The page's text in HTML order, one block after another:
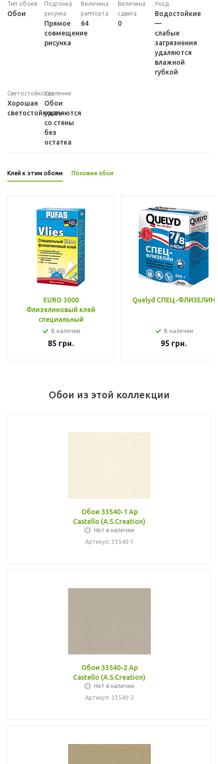
Тип обоев
Обои
Подгонка
рисунка
Прямое
совмещение
рисунка
Величина
раппорта
64
Величина
сдвига
0
Уход
Водостойкие
—
слабые
загрязнения
удаляются
влажной
губкой
Светостойкость
Хорошая
светостойкость
Удаление
Обои
удаляются
со стены
без
остатка
Клей к этим обоям Похожие обои
EURO 3000
Флизелиновый клей
специальный
В наличии
85 грн.
Quelyd СПЕЦ-ФЛИЗЕЛИН
В наличии
95 грн.
Обои из этой коллекции
Обои 33540-1 Ap
Castello (A.S.Creation)
Нет в наличии
Артикул: 33540-1
Обои 33540-2 Ap
Castello (A.S.Creation)
Нет в наличии
Артикул: 33540-2